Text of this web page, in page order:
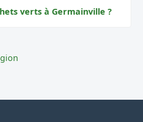
verts à Germainville ?